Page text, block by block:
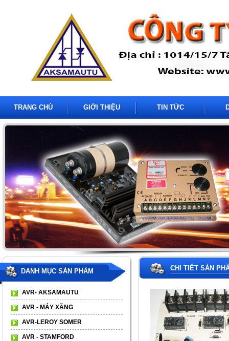
TRANG CHỦ GIỚI THIỆU TIN TỨC
DANH MỤC SẢN PHẨM
AVR- AKSAMAUTU
AVR - MÁY XĂNG
AVR-LEROY SOMER
AVR - STAMFORD
CHI TIẾT SẢN